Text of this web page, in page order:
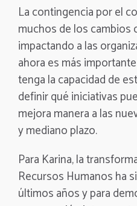
La contingencia por el
muchos de los cambios
impactando a las
ahora es más
tenga la capacidad de
definir qué iniciativas
mejora manera a las
y mediano plazo.
Para Karina, la
Recursos Humanos ha
últimos años y para